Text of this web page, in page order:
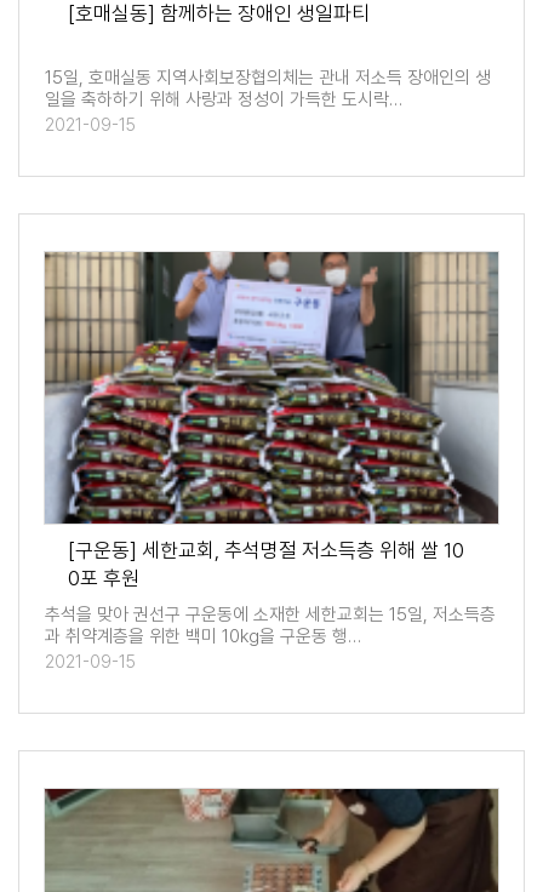
[호매실동] 함께하는 장애인 생일파티
15일, 호매실동 지역사회보장협의체는 관내 저소득 장애인의 생
일을 축하하기 위해 사랑과 정성이 가득한 도시락…
2021-09-15
[구운동] 세한교회, 추석명절 저소득층 위해 쌀 10
0포 후원
추석을 맞아 권선구 구운동에 소재한 세한교회는 15일, 저소득층
과 취약계층을 위한 백미 10kg을 구운동 행…
2021-09-15